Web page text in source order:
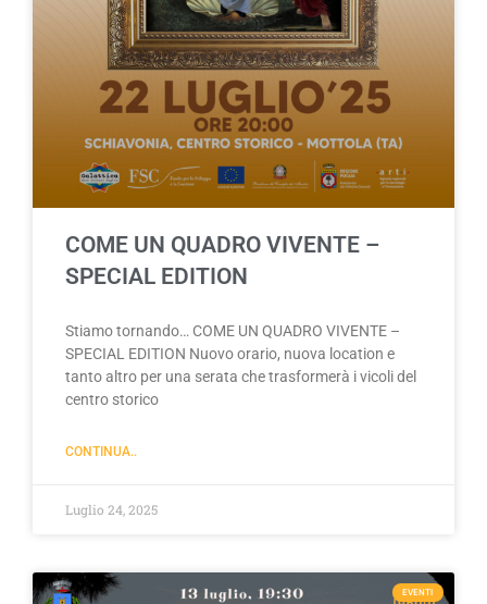
COME UN QUADRO VIVENTE –
SPECIAL EDITION
Stiamo tornando… COME UN QUADRO VIVENTE –
SPECIAL EDITION Nuovo orario, nuova location e
tanto altro per una serata che trasformerà i vicoli del
centro storico
CONTINUA..
Luglio 24, 2025
EVENTI